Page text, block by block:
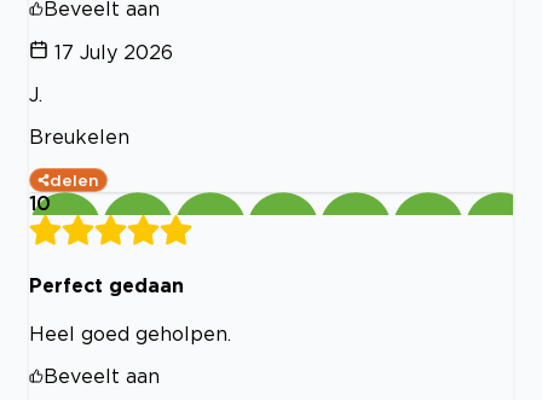
Beveelt aan
17 July 2026
J.
Breukelen
delen
10
Perfect gedaan
Heel goed geholpen.
Beveelt aan